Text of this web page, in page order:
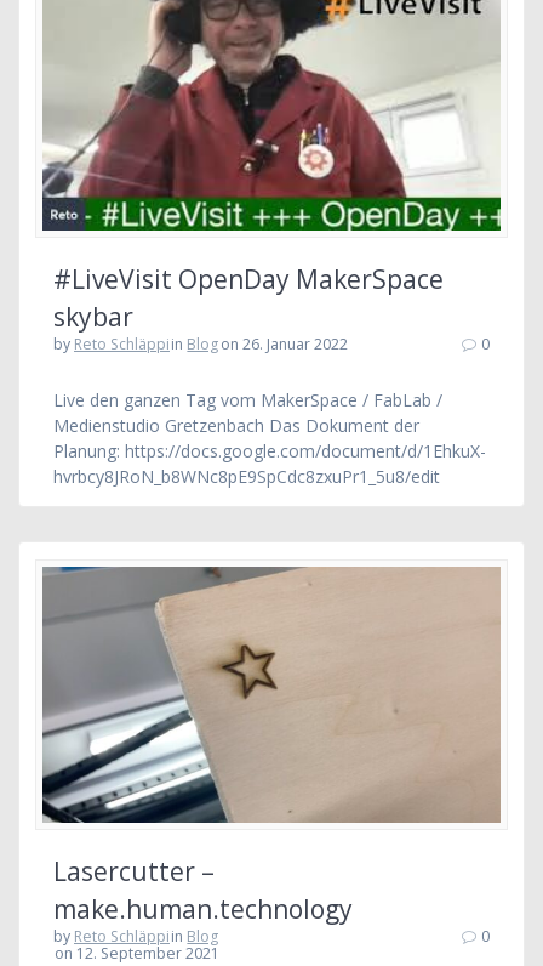
#LiveVisit OpenDay MakerSpace
skybar
by Reto Schläppiin Blogon 26. Januar 2022 0
Live den ganzen Tag vom MakerSpace / FabLab /
Medienstudio Gretzenbach Das Dokument der
Planung: https://docs.google.com/document/d/1EhkuX-
hvrbcy8JRoN_b8WNc8pE9SpCdc8zxuPr1_5u8/edit
Lasercutter –
make.human.technology
by Reto Schläppiin Blog
on 12. September 2021
0